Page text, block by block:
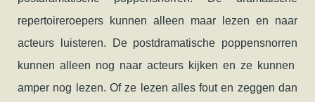
repertoireroepers kunnen alleen maar lezen en naar
acteurs luisteren. De postdramatische poppensnorren
kunnen alleen nog naar acteurs kijken en ze kunnen
amper nog lezen. Of ze lezen alles fout en zeggen dan